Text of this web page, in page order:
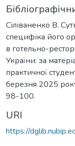
Сіліваненко В.
специфіка його
в готельно-
України: за
практичної
березня 2025
98-100.
URI
https://